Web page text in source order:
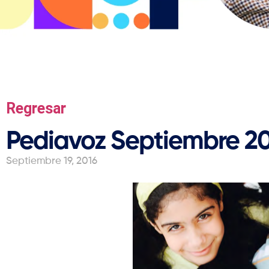
Regresar
Pediavoz Septiembre
Septiembre 19, 2016